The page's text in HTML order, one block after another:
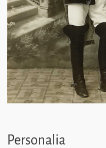
Personalia